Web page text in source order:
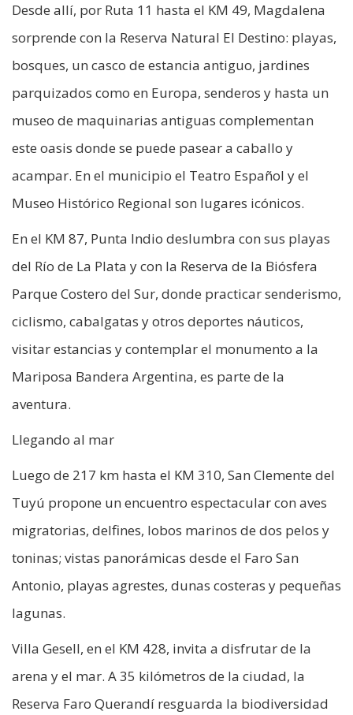
Desde allí, por Ruta 11 hasta el KM 49, Magdalena
sorprende con la Reserva Natural El Destino: playas,
bosques, un casco de estancia antiguo, jardines
parquizados como en Europa, senderos y hasta un
museo de maquinarias antiguas complementan
este oasis donde se puede pasear a caballo y
acampar. En el municipio el Teatro Español y el
Museo Histórico Regional son lugares icónicos.
En el KM 87, Punta Indio deslumbra con sus playas
del Río de La Plata y con la Reserva de la Biósfera
Parque Costero del Sur, donde practicar senderismo,
ciclismo, cabalgatas y otros deportes náuticos,
visitar estancias y contemplar el monumento a la
Mariposa Bandera Argentina, es parte de la
aventura.
Llegando al mar
Luego de 217 km hasta el KM 310, San Clemente del
Tuyú propone un encuentro espectacular con aves
migratorias, delfines, lobos marinos de dos pelos y
toninas; vistas panorámicas desde el Faro San
Antonio, playas agrestes, dunas costeras y pequeñas
lagunas.
Villa Gesell, en el KM 428, invita a disfrutar de la
arena y el mar. A 35 kilómetros de la ciudad, la
Reserva Faro Querandí resguarda la biodiversidad